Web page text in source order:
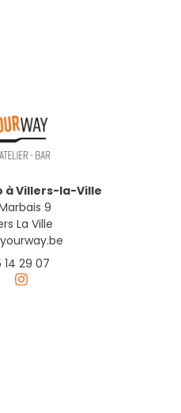
à Villers-la-Ville
9
La Ville
14 29 07